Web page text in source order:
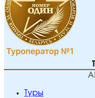
Туры